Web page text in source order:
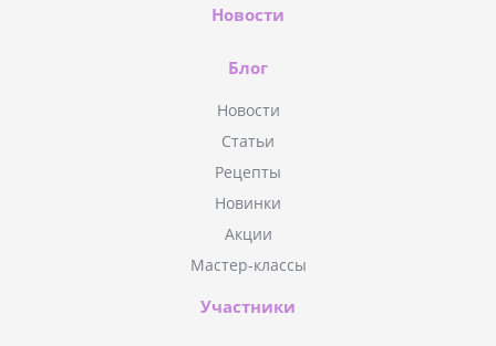
Новости
Блог
Новости
Статьи
Рецепты
Новинки
Акции
Мастер-классы
Участники